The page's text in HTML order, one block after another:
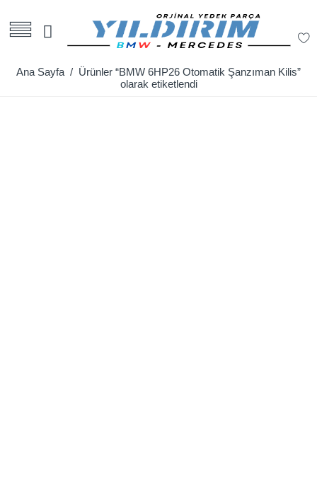
Ana Sayfa / Ürünler “BMW 6HP26 Otomatik Şanzıman Kilis”
olarak etiketlendi